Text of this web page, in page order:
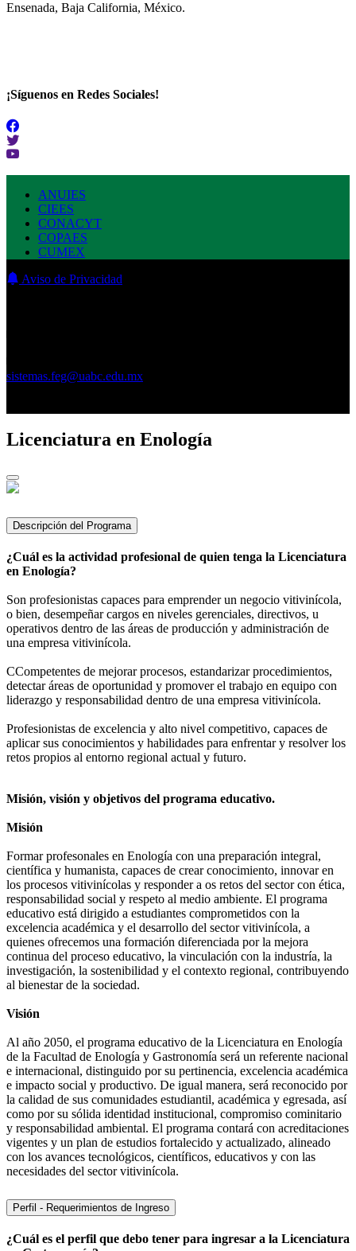
Ensenada, Baja California, México.
¡Síguenos en Redes Sociales!
ANUIES
CIEES
CONACYT
COPAES
CUMEX
Aviso de Privacidad
sistemas.feg@uabc.edu.mx
Licenciatura en Enología
Descripción del Programa
¿Cuál es la actividad profesional de quien tenga la Licenciatura
en Enología?
Son profesionistas capaces para emprender un negocio vitivinícola,
o bien, desempeñar cargos en niveles gerenciales, directivos, u
operativos dentro de las áreas de producción y administración de
una empresa vitivinícola.
CCompetentes de mejorar procesos, estandarizar procedimientos,
detectar áreas de oportunidad y promover el trabajo en equipo con
liderazgo y responsabilidad dentro de una empresa vitivinícola.
Profesionistas de excelencia y alto nivel competitivo, capaces de
aplicar sus conocimientos y habilidades para enfrentar y resolver los
retos propios al entorno regional actual y futuro.
Misión, visión y objetivos del programa educativo.
Misión
Formar profesonales en Enología con una preparación integral,
científica y humanista, capaces de crear conocimiento, innovar en
los procesos vitivinícolas y responder a os retos del sector con ética,
responsabilidad social y respeto al medio ambiente. El programa
educativo está dirigido a estudiantes comprometidos con la
excelencia académica y el desarrollo del sector vitivinícola, a
quienes ofrecemos una formación diferenciada por la mejora
continua del proceso educativo, la vinculación con la industría, la
investigación, la sostenibilidad y el contexto regional, contribuyendo
al bienestar de la sociedad.
Visión
Al año 2050, el programa educativo de la Licenciatura en Enología
de la Facultad de Enología y Gastronomía será un referente nacional
e internacional, distinguido por su pertinencia, excelencia académica
e impacto social y productivo. De igual manera, será reconocido por
la calidad de sus comunidades estudiantil, académica y egresada, así
como por su sólida identidad institucional, compromiso cominitario
y responsabilidad ambiental. El programa contará con acreditaciones
vigentes y un plan de estudios fortalecido y actualizado, alineado
con los avances tecnológicos, científicos, educativos y con las
necesidades del sector vitivinícola.
Perfil - Requerimientos de Ingreso
¿Cuál es el perfil que debo tener para ingresar a la Licenciatura